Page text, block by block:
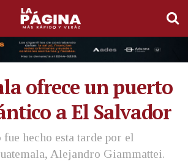
ofrece un puerto
a El Salvador
hecho esta tarde por el
Alejandro Giammattei.